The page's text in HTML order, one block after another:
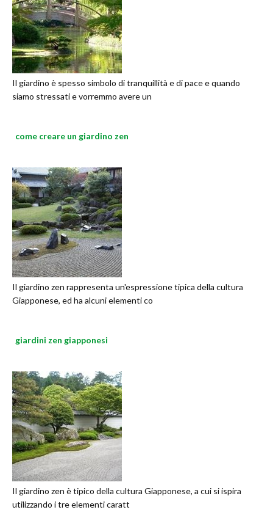
Il giardino è spesso simbolo di tranquillità e di pace e quando
siamo stressati e vorremmo avere un
come creare un giardino zen
Il giardino zen rappresenta un'espressione tipica della cultura
Giapponese, ed ha alcuni elementi co
giardini zen giapponesi
Il giardino zen è tipico della cultura Giapponese, a cui si ispira
utilizzando i tre elementi caratt